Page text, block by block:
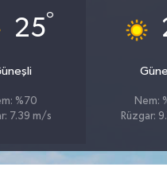
25°
%70
7.39 m/s
Nem:
Rüzgar: